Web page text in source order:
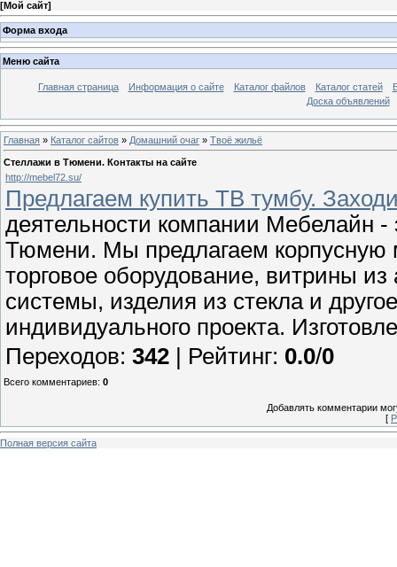
[Мой сайт]
Форма входа
Меню сайта
Главная страница Информация о сайте Каталог файлов Каталог статей
Доска объявлений
Главная » Каталог сайтов » Домашний очаг » Твоё жильё
Стеллажи в Тюмени. Контакты на сайте
http://mebel72.su/
Предлагаем купить ТВ тумбу.
деятельности компании Мебелайн -
Тюмени. Мы предлагаем
торговое оборудование, витрины
системы, изделия из стекла и
индивидуального проекта.
Переходов: 342 | Рейтинг: 0.0/0
Всего комментариев: 0
Добавлять комментарии
[
Полная версия сайта